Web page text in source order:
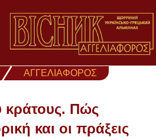
ΑΓΓΕΛΙΑΦΟΡΟΣ
Πώς
και οι πράξεις